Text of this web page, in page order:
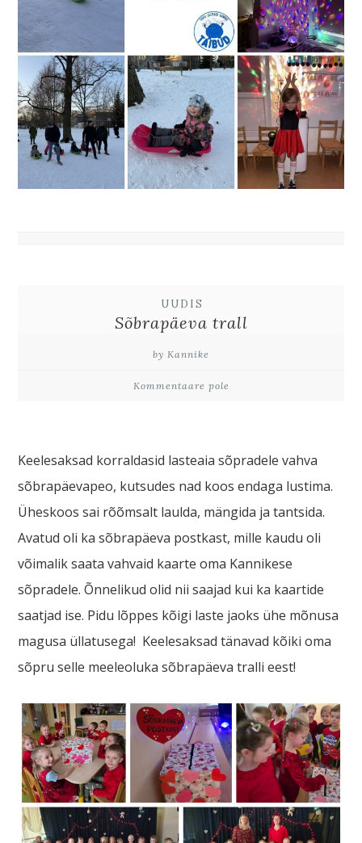
UUDIS
Sõbrapäeva trall
by Kannike
Kommentaare pole
Keelesaksad korraldasid lasteaia sõpradele vahva
sõbrapäevapeo, kutsudes nad koos endaga lustima.
Üheskoos sai rõõmsalt laulda, mängida ja tantsida.
Avatud oli ka sõbrapäeva postkast, mille kaudu oli
võimalik saata vahvaid kaarte oma Kannikese
sõpradele. Õnnelikud olid nii saajad kui ka kaartide
saatjad ise. Pidu lõppes kõigi laste jaoks ühe mõnusa
magusa üllatusega! Keelesaksad tänavad kõiki oma
sõpru selle meeleoluka sõbrapäeva tralli eest!